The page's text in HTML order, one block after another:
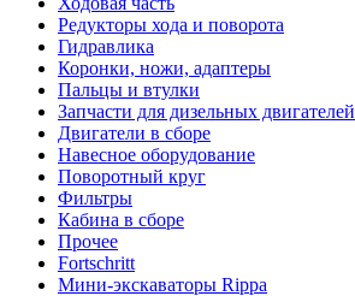
Редукторы хода и поворота
Гидравлика
Коронки, ножи, адаптеры
Пальцы и втулки
Запчасти для дизельных двигателей
Двигатели в сборе
Навесное оборудование
Поворотный круг
Фильтры
Кабина в сборе
Прочее
Fortschritt
Мини-экскаваторы Rippa